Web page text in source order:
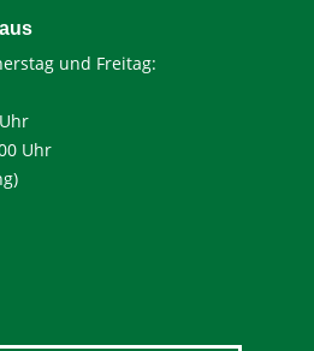
und Freitag:
Uhr